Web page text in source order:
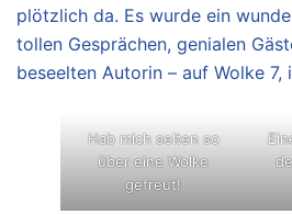
plötzlich da. Es wurde ein
tollen Gesprächen, genialen
beseelten Autorin – auf Wolke 7,
Hab mich selten so
über eine Wolke
gefreut!